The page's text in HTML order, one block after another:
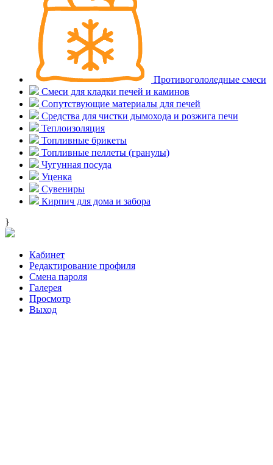
Противогололедные смеси
Смеси для кладки печей и каминов
Сопутствующие материалы для печей
Средства для чистки дымохода и розжига печи
Теплоизоляция
Топливные брикеты
Топливные пеллеты (гранулы)
Чугунная посуда
Уценка
Сувениры
Кирпич для дома и забора
}
Кабинет
Редактирование профиля
Смена пароля
Галерея
Просмотр
Выход